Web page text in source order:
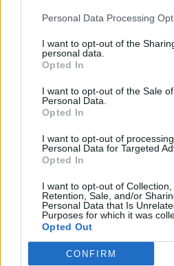
Personal Data Processing
I want to opt-out of the
personal data.
Opted In
I want to opt-out of the Sale
Personal Data.
Opted In
I want to opt-out of
Personal Data for Targeted
Opted In
I want to opt-out of Collection,
Retention, Sale, and/or
Personal Data that Is
Purposes for which it was
Opted Out
CONFIRM
– Vyzlečiem si košeľu.
– Vy mi nerozumiete, je
– Tak si ešte vyzlečiem sukňu.
– Je neznesiteľne horúco, –
– Tak si vyzlečiem aj
To profesorovi vyrazilo
neotvorím ani keby ma mal
Dôverujte si, rozprávajte sa a
zblíženia intenzívnejší pôžitok
22. septembra 2025
Máte vysokú spotrebu vody a málo